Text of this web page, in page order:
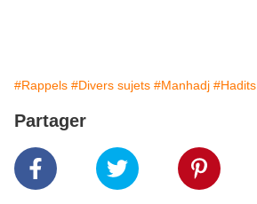
#Rappels #Divers sujets #Manhadj #Hadits
Partager